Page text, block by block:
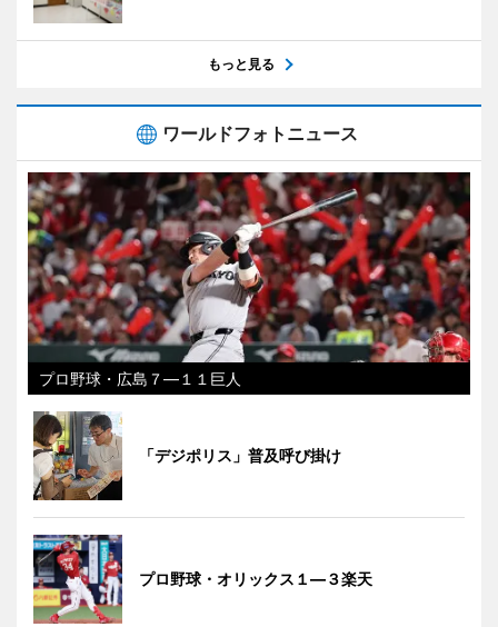
もっと見る
ワールドフォトニュース
プロ野球・広島７―１１巨人
「デジポリス」普及呼び掛け
プロ野球・オリックス１―３楽天